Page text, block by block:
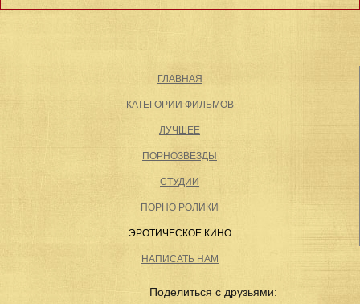
ГЛАВНАЯ
КАТЕГОРИИ ФИЛЬМОВ
ЛУЧШЕЕ
ПОРНОЗВЕЗДЫ
СТУДИИ
ПОРНО РОЛИКИ
ЭРОТИЧЕСКОЕ КИНО
НАПИСАТЬ НАМ
Поделиться с друзьями: